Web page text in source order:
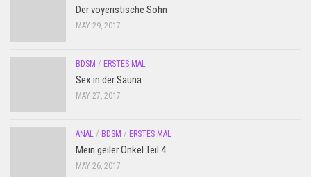
Der voyeristische Sohn
MAY 29, 2017
BDSM / ERSTES MAL
Sex in der Sauna
MAY 27, 2017
ANAL / BDSM / ERSTES MAL
Mein geiler Onkel Teil 4
MAY 26, 2017